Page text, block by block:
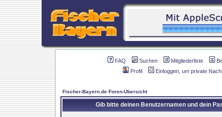
FAQ Suchen Mitgliederliste
Profil
Einloggen, um private
Fischer-Bayern.de Foren-Übersicht
Gib bitte deinen Benutzernamen und dein